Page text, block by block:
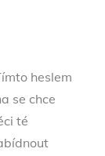
heslem
se chce
té